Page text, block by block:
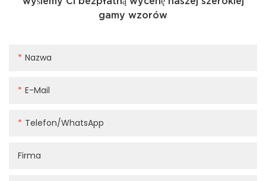
gamy wzorów
Nazwa
E-Mail
Telefon/WhatsApp
Firma